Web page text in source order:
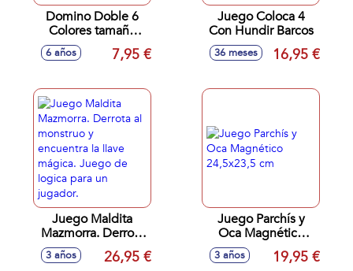
Domino Doble 6
Colores tamaño
pieza 5.1x2.5x0.8
6 años 7,95 €
Juego Coloca 4
Con Hundir Barcos
36 meses 16,95 €
Juego Maldita
Mazmorra. Derrota
al monstruo y
encuentra la llave
3 años 26,95 €
Juego Parchís y
Oca Magnético
24,5x23,5 cm
3 años 19,95 €